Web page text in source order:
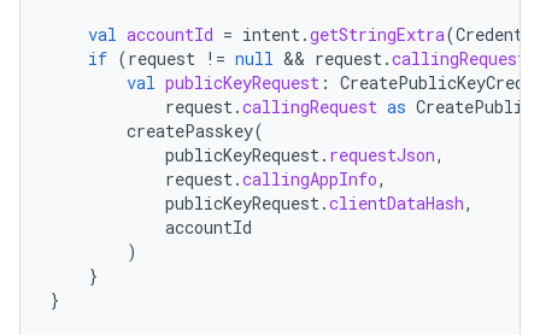
val accountId = intent.getStringExtra(
if (request != null && request.callingRequest
val publicKeyRequest :
request.callingRequest as
createPasskey(
publicKeyRequest. requestJson,
request.callingAppInfo,
publicKeyRequest.clientDataHash,
accountId
)
}
}